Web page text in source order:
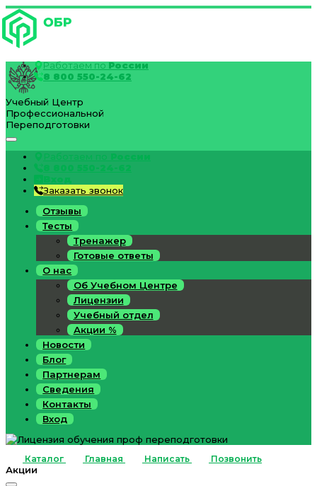
Работаем поРоссии
8 800 550-24-62
Учебный Центр
Профессиональной
Переподготовки
Работаем по России
8 800 550-24-62
Вход
Заказать звонок
Отзывы
Тесты
Тренажер
Готовые ответы
О нас
Об Учебном Центре
Лицензии
Учебный отдел
Акции %
Новости
Блог
Партнерам
Сведения
Контакты
Вход
Каталог Главная Написать Позвонить
Акции